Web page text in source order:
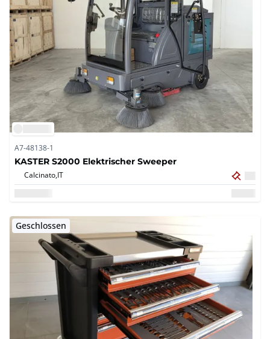
A7-48138-1
KASTER S2000 Elektrischer Sweeper
Calcinato,IT
Geschlossen